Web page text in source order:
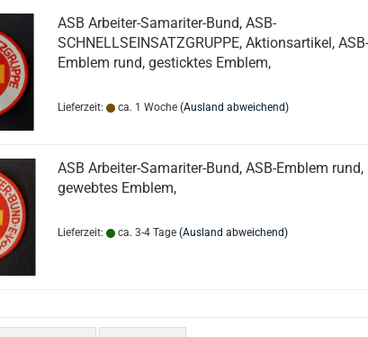
ASB Arbeiter-Samariter-Bund, ASB-
SCHNELLSEINSATZGRUPPE, Aktionsartikel, ASB-
Emblem rund, gesticktes Emblem,
Lieferzeit: ca. 1 Woche (Ausland abweichend)
ASB Arbeiter-Samariter-Bund, ASB-Emblem rund,
gewebtes Emblem,
Lieferzeit: ca. 3-4 Tage (Ausland abweichend)